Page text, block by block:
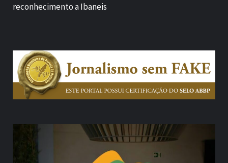
reconhecimento a Ibaneis